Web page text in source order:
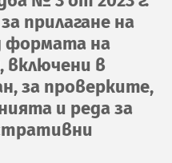
прилагане на
формата на
включени в
за проверките,
и реда за